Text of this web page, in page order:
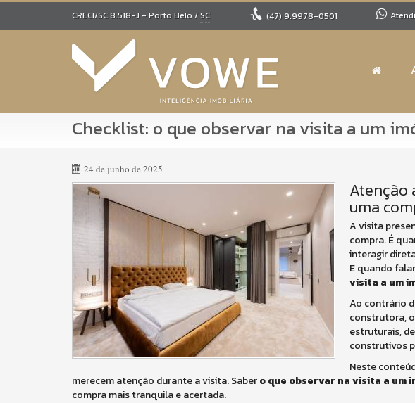
CRECI/SC 8.518-J - Porto Belo /SC (47)9.9978-0501
Checklist: o que observar na visita a um
24 de junho de 2025
Atenção
uma
A visita
compra. É
interagir
E quando
visita a um
Ao contrário
construtora,
estruturais,
construtivos
Neste
merecem atenção durante a visita. Sabero que observar na visita a um
compra mais tranquila e acertada.